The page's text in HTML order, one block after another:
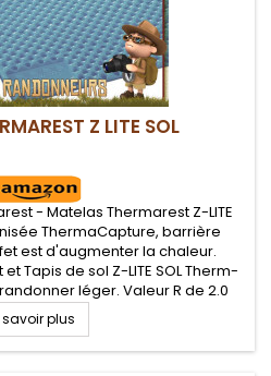
Z LITE SOL
- Matelas Thermarest Z-LITE
ThermaCapture, barrière
est d'augmenter la chaleur.
Tapis de sol Z-LITE SOL Therm-
léger. Valeur R de 2.0
savoir plus